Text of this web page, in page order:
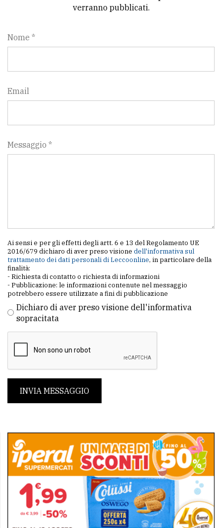
verranno pubblicati.
Nome *
Email
Messaggio *
Ai sensi e per gli effetti degli artt. 6 e 13 del Regolamento UE
2016/679 dichiaro di aver preso visione dell'informativa sul
trattamento dei dati personali di Leccoonline, in particolare della
finalità:
- Richiesta di contatto o richiesta di informazioni
- Pubblicazione: le informazioni contenute nel messaggio
potrebbero essere utilizzate a fini di pubblicazione
Dichiaro di aver preso visione dell'informativa
sopracitata
INVIA MESSAGGIO